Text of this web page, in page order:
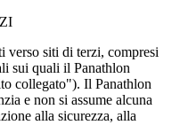
verso siti di terzi, compresi
sui quali il Panathlon
collegato"). Il Panathlon
e non si assume alcuna
alla sicurezza, alla